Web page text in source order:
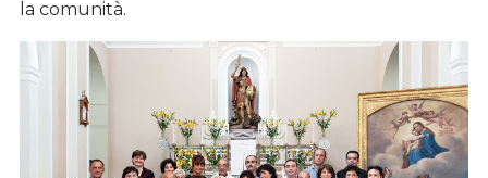
la comunità.